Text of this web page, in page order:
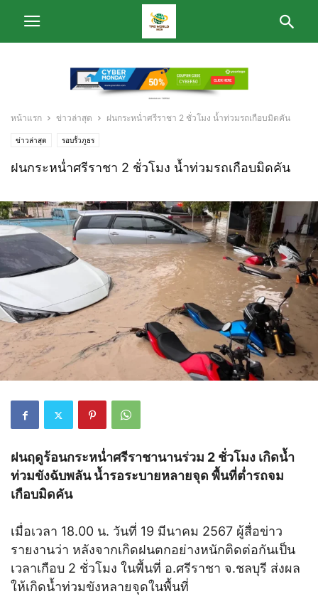
หน้าแรก ข่าวล่าสุด ฝนกระหน่ำศรีราชา 2 ชั่วโมง น้ำท่วมรถเกือบมิดคัน
ข่าวล่าสุด รอบรั้วภูธร
ฝนกระหน่ำศรีราชา 2 ชั่วโมง น้ำท่วมรถเกือบมิดคัน
ฝนฤดูร้อนกระหน่ำศรีราชานานร่วม 2 ชั่วโมง เกิดน้ำ
ท่วมขังฉับพลัน น้ำรอระบายหลายจุด พื้นที่ต่ำรถจม
เกือบมิดคัน
เมื่อเวลา 18.00 น. วันที่ 19 มีนาคม 2567 ผู้สื่อข่าว
รายงานว่า หลังจากเกิดฝนตกอย่างหนักติดต่อกันเป็น
เวลาเกือบ 2 ชั่วโมง ในพื้นที่ อ.ศรีราชา จ.ชลบุรี ส่งผล
ให้เกิดน้ำท่วมขังหลายจุดในพื้นที่